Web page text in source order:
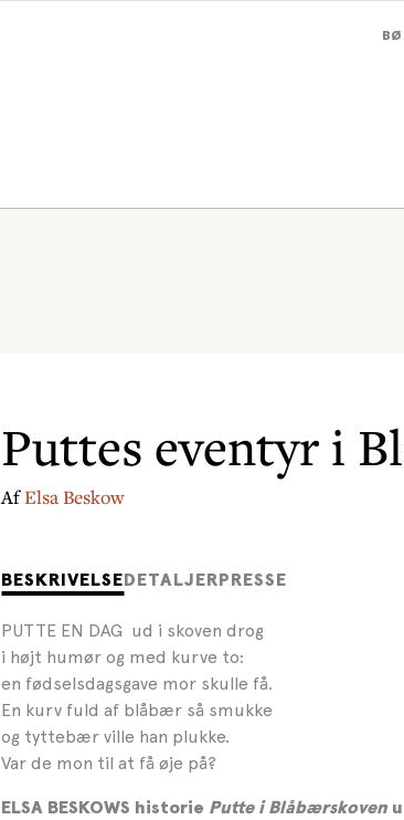
Puttes eventyr i
AfElsa Beskow
BESKRIVELSE DETALJER PRESSE
PUTTE EN DAG ud i skoven drog
i højt humør og med kurve to:
en fødselsdagsgave mor skulle få.
En kurv fuld af blåbær så smukke
og tyttebær ville han plukke.
Var de mon til at få øje på?
ELSA BESKOWS historie Putte i Blåbærskoven